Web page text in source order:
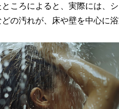
ころによると、実際には、
の汚れが、床や壁を中心に